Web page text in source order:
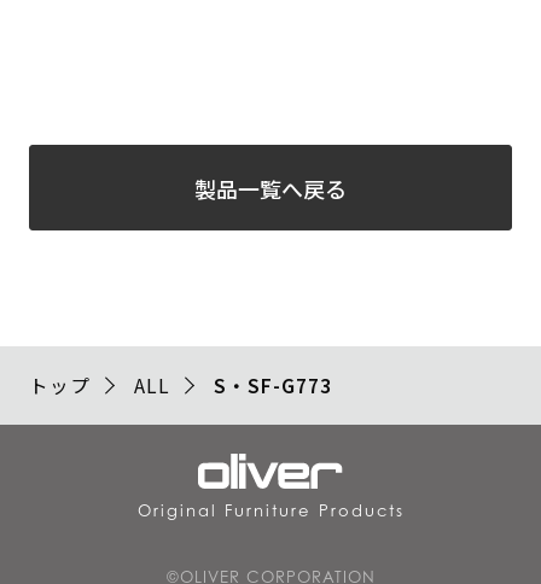
製品一覧へ戻る
トップ ALL S・SF-G773
Original Furniture Products
©OLIVER CORPORATION